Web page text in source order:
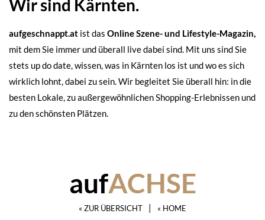
Wir sind Kärnten.
aufgeschnappt.at ist das Online Szene- und Lifestyle-Magazin,
mit dem Sie immer und überall live dabei sind. Mit uns sind Sie
stets up do date, wissen, was in Kärnten los ist und wo es sich
wirklich lohnt, dabei zu sein. Wir begleitet Sie überall hin: in die
besten Lokale, zu außergewöhnlichen Shopping-Erlebnissen und
zu den schönsten Plätzen.
aufACHSE
« ZUR ÜBERSICHT | « HOME